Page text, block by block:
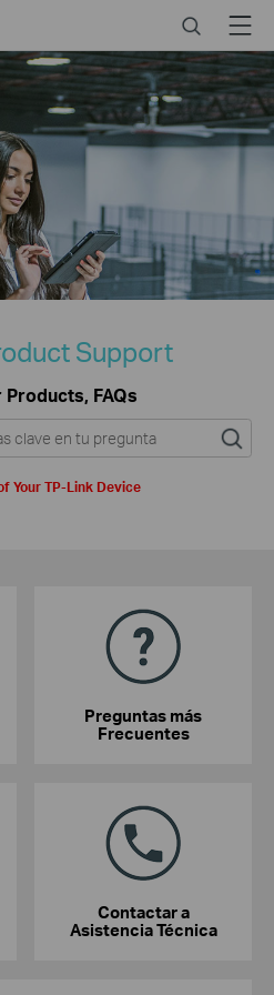
SearchMenu
Support
FAQs
Your TP-Link Device
Preguntas más
Frecuentes
Contactar a
Asistencia Técnica